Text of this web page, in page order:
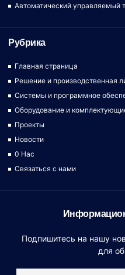
Автоматический управляемый
Рубрика
Главная страница
Решение и производственная
Системы и программное
Оборудование и
Проекты
Новости
0 Hac
Связаться с нами
Подпишитесь на нашу
для